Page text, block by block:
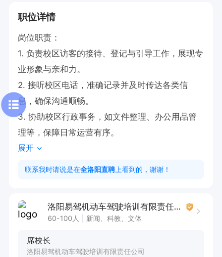
职位详情
岗位职责：
1. 负责校区访客的接待、登记与引导工作，展现专
业形象与亲和力。
2. 接听校区电话，准确记录并及时传达各类信
息，确保沟通顺畅。
3. 协助校区行政事务，如文件整理、办公用品管
理等，保障日常运营有序。
展开
联系我时请说是在全洛阳直聘 上看到的，谢谢！
洛阳易驾机动车驾驶培训有限责任公司
60-100人 新闻、科教、文体
席校长
洛阳易驾机动车驾驶培训有限责任公司